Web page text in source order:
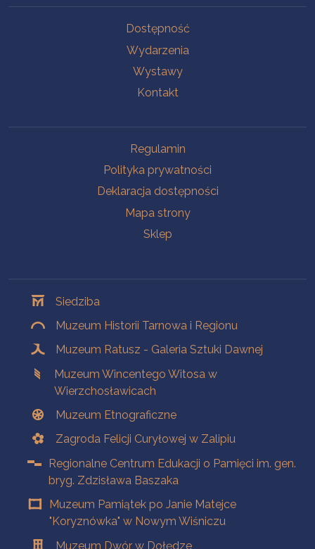
Dostępność
Wydarzenia
Wystawy
Kontakt
Regulamin
Polityka prywatności
Deklaracja dostępności
Mapa strony
Sklep
Siedziba
Muzeum Historii Tarnowa i Regionu
Muzeum Ratusz - Galeria Sztuki Dawnej
Muzeum Wincentego Witosa w
Wierzchosławicach
Muzeum Etnograficzne
Zagroda Felicji Curyłowej w Zalipiu
Regionalne Centrum Edukacji o Pamięci im. gen.
bryg. Zdzisława Baszaka
Muzeum Pamiątek po Janie Matejce
"Koryznówka" w Nowym Wiśniczu
Muzeum Dwór w Dołędze